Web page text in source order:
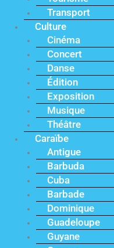
Transport
Culture
Cinéma
Concert
Danse
Édition
Exposition
Musique
Théâtre
Caraïbe
Antigue
Barbuda
Cuba
Barbade
Dominique
Guadeloupe
Guyane